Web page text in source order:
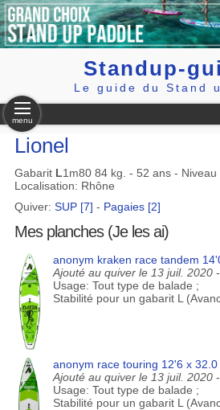
Standup-
Le guide du Stand
menu
Lionel
Gabarit L1m80 84 kg. - 52 ans - Niveau
Localisation: Rhône
Quiver: SUP [7] - Pagaies [2]
Mes planches (Je les ai)
anonym kraken race tandem
Ajouté au quiver le 13 juil. 2020
Usage: Tout type de balade ;
Stabilité pour un gabarit L
anonym race touring 12'6 x 32.0
Ajouté au quiver le 13 juil. 2020
Usage: Tout type de balade ;
Stabilité pour un gabarit L